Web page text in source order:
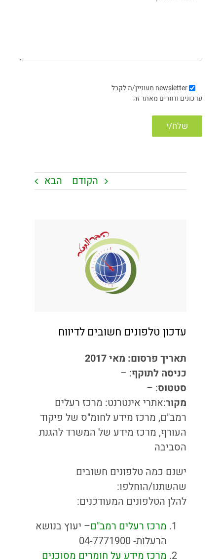
הקודם הבא
עדכון טלפונים חשובים לדיווח
תאריך פרסום: מאי 2017
כניסה לתוקף: –
סטטוס: –
מקור:אתרי אינטרנט: מרכז רעלים
רמב"ם, מרכז מידע לחומ"ס של פיקוד
העורף, מרכז מידע של המשרד להגנת
הסביבה
ישנם כמה טלפונים חשובים
שהשתנו/הוחלפו:
להלן הטלפונים המעודכנים:
מרכז רעלים רמב"ם– יעוץ בנושא
הרעלות- 04-7771900
מרכז מידע על חומרים מסוכנים
newsletter מעוניין/ת לקבל
עדכונים ודוורים מאתר זה